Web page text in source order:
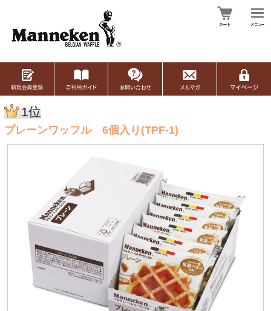
1位
プレーンワッフル 6個入り(TPF-1)